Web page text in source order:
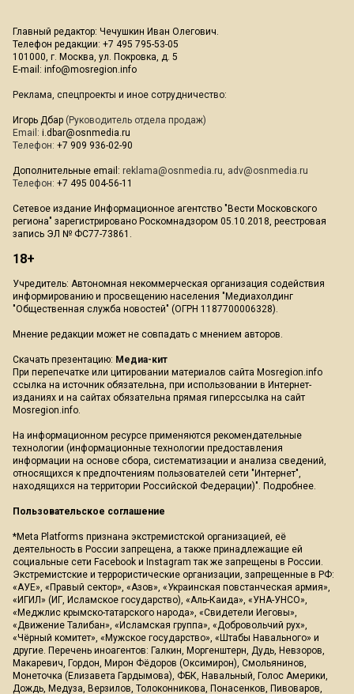
Главный редактор: Чечушкин Иван Олегович.
Телефон редакции: +7 495 795-53-05
101000, г. Москва, ул. Покровка, д. 5
E-mail: info@mosregion.info
Реклама, спецпроекты и иное сотрудничество:
Игорь Дбар (Руководитель отдела продаж)
Email: i.dbar@osnmedia.ru
Телефон: +7 909 936-02-90
Дополнительные email: reklama@osnmedia.ru, adv@osnmedia.ru
Телефон: +7 495 004-56-11
Сетевое издание Информационное агентство "Вести Московского
региона" зарегистрировано Роскомнадзором 05.10.2018, реестровая
запись ЭЛ № ФС77-73861.
18+
Учредитель: Автономная некоммерческая организация содействия
информированию и просвещению населения "Медиахолдинг
"Общественная служба новостей" (ОГРН 1187700006328).
Мнение редакции может не совпадать с мнением авторов.
Скачать презентацию: Медиа-кит
При перепечатке или цитировании материалов сайта Mosregion.info
ссылка на источник обязательна, при использовании в Интернет-
изданиях и на сайтах обязательна прямая гиперссылка на сайт
Mosregion.info.
На информационном ресурсе применяются рекомендательные
технологии (информационные технологии предоставления
информации на основе сбора, систематизации и анализа сведений,
относящихся к предпочтениям пользователей сети "Интернет",
находящихся на территории Российской Федерации)". Подробнее.
Пользовательское соглашение
*Meta Platforms признана экстремистской организацией, её
деятельность в России запрещена, а также принадлежащие ей
социальные сети Facebook и Instagram так же запрещены в России.
Экстремистские и террористические организации, запрещенные в РФ:
«АУЕ», «Правый сектор», «Азов», «Украинская повстанческая армия»,
«ИГИЛ» (ИГ, Исламское государство), «Аль-Каида», «УНА-УНСО»,
«Меджлис крымско-татарского народа», «Свидетели Иеговы»,
«Движение Талибан», «Исламская группа», «Добровольчий рух»,
«Чёрный комитет», «Мужское государство», «Штабы Навального» и
другие. Перечень иноагентов: Галкин, Моргенштерн, Дудь, Невзоров,
Макаревич, Гордон, Мирон Фёдоров (Оксимирон), Смольянинов,
Монеточка (Елизавета Гардымова), ФБК, Навальный, Голос Америки,
Дождь, Медуза, Верзилов, Толоконникова, Понасенков, Пивоваров,